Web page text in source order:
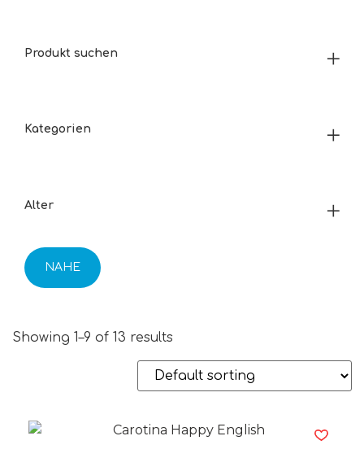
Produkt suchen
Kategorien
Alter
NAHE
Showing 1–9 of 13 results